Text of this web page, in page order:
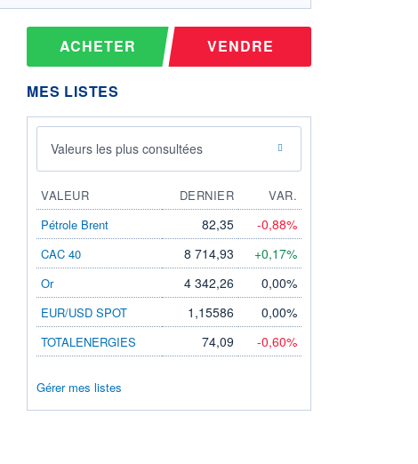
ACHETER VENDRE
MES LISTES
Valeurs les plus consultées
VALEUR DERNIER
VAR.
Pétrole Brent
82,35 -0,88%
CAC 40 8 714,93 +0,17%
Or 4 342,26 0,00%
EUR/USD SPOT 1,15586 0,00%
TOTALENERGIES 74,09 -0,60%
Gérer mes listes